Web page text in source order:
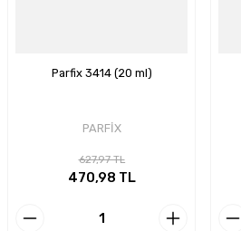
Parfix 3414 (20 ml)
PARFİX
627,97 TL
470,98 TL